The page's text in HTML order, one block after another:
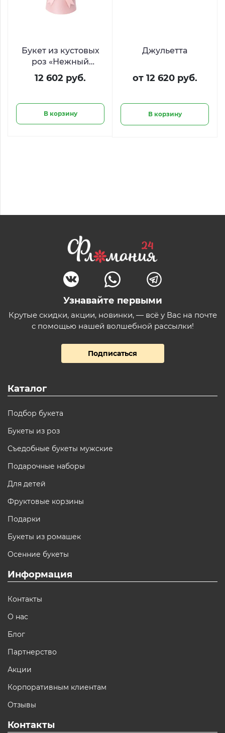
Букет из кустовых
роз «Нежный
подарок»
12 602 руб.
В корзину
Джульетта
от 12 620 руб.
В корзину
Узнавайте первыми
Крутые скидки, акции, новинки, — всё у Вас на почте
с помощью нашей волшебной рассылки!
Подписаться
Каталог
Подбор букета
Букеты из роз
Съедобные букеты мужские
Подарочные наборы
Для детей
Фруктовые корзины
Подарки
Букеты из ромашек
Осенние букеты
Информация
Контакты
О нас
Блог
Партнерство
Акции
Корпоративным клиентам
Отзывы
Контакты